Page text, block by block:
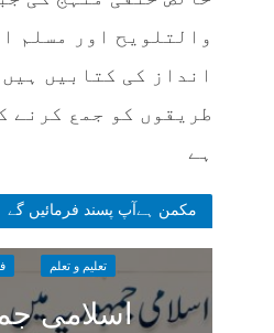
والتلویح اور مسلم
انداز کی کتابیں
طریقوں کو جمع کرنے
ہے
مکمن ہےآپ پسند فرمائیں گے
تعلیم و تعلم
اسلامی